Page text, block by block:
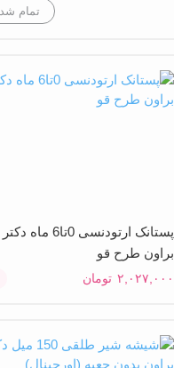
تمام شد
پستانک ارتودنسی 0تا6 ماه دکتر
براون طرح قو
۲,۰۲۷,۰۰۰ تومان